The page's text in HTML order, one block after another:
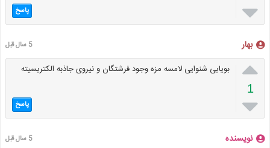
 پاسخ
بهار 5 سال قبل

1

بویایی شنوایی لامسه مزه وجود فرشتگان و نیروی جاذبه الکتریسیته
پاسخ
نویسنده 5 سال قبل